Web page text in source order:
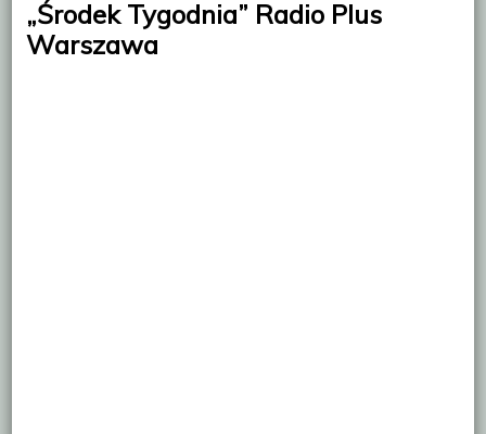
„Środek Tygodnia” Radio Plus
Warszawa